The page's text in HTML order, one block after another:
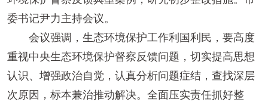
委书记尹力主持会议。
会议强调，生态环境保护工作利国利民，要高度
重视中央生态环境保护督察反馈问题，切实提高思想
认识、增强政治自觉，认真分析问题症结，查找深层
次原因，标本兼治推动解决。全面压实责任抓好整